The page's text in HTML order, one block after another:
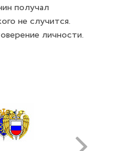
получал
не случится.
личности.